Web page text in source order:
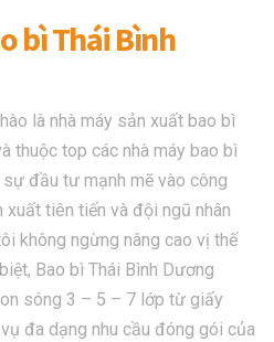
bì Thái Bình
là nhà máy sản xuất bao bì
thuộc top các nhà máy bao bì
đầu tư mạnh mẽ vào công
xuất tiên tiến và đội ngũ nhân
không ngừng nâng cao vị thế
Bao bì Thái Bình Dương
sóng 3 – 5 – 7 lớp từ giấy
đa dạng nhu cầu đóng gói của